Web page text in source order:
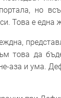
но
Това е една
това да
аза и ума.